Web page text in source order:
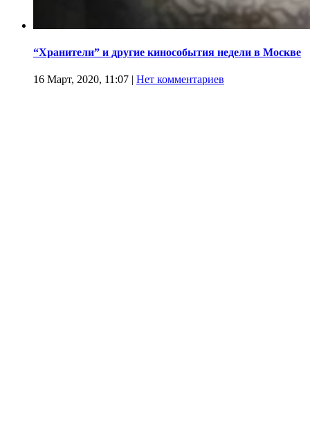
“Хранители” и другие кинособытия недели в Москве
16 Март, 2020, 11:07 | Нет комментариев